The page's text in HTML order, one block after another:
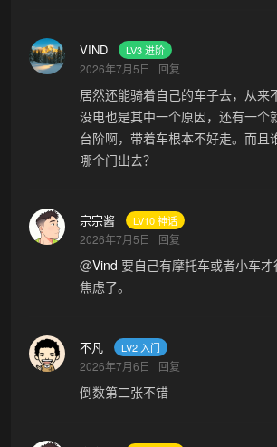
VIND LV3 进阶
2026年7月5日 回复
居然还能骑着自己的车子去，从来
没电也是其中一个原因，还有一个
台阶啊，带着车根本不好走。而且
哪个门出去？
宗宗酱 LV10 神话
2026年7月5日 回复
@Vind 要自己有摩托车或者小车
焦虑了。
不凡 LV2 入门
2026年7月6日 回复
倒数第二张不错